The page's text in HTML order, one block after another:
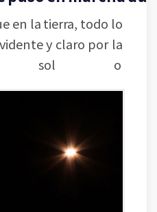
en la tierra, todo lo
y claro por la
sol o